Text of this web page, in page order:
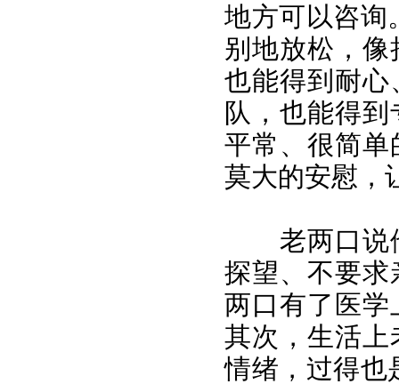
地方可以咨询
别地放松，
也能得到耐
队，也能得
平常、很简
莫大的安慰，
老两口说他
探望、不要
两口有了医
其次，生活
情绪，过得也